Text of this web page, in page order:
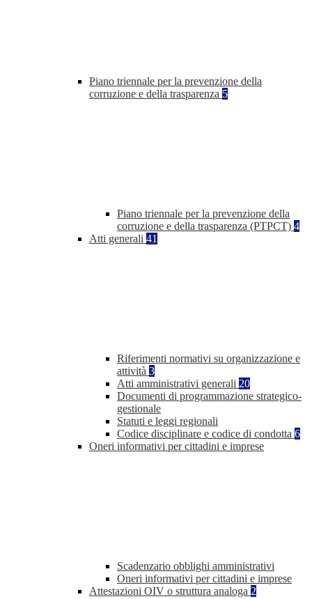
Piano triennale per la prevenzione della
corruzione e della trasparenza 5
Piano triennale per la prevenzione della
corruzione e della trasparenza (PTPCT) 4
Atti generali 41
Riferimenti normativi su organizzazione e
attività 3
Atti amministrativi generali 20
Documenti di programmazione strategico-
gestionale
Statuti e leggi regionali
Codice disciplinare e codice di condotta 6
Oneri informativi per cittadini e imprese
Scadenzario obblighi amministrativi
Oneri informativi per cittadini e imprese
Attestazioni OIV o struttura analoga 2